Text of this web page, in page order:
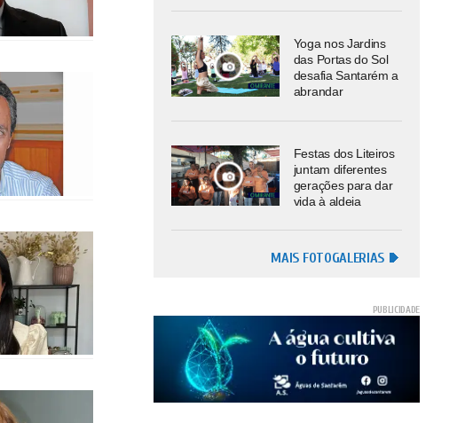
Yoga nos Jardins
das Portas do Sol
desafia Santarém a
abrandar
Festas dos Liteiros
juntam diferentes
gerações para dar
vida à aldeia
MAIS FOTOGALERIAS